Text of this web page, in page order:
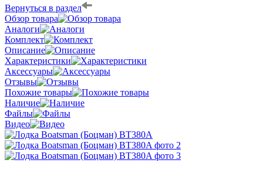
Вернуться в раздел
Обзор товара
Аналоги
Комплект
Описание
Характеристики
Аксессуары
Отзывы
Похожие товары
Наличие
Файлы
Видео